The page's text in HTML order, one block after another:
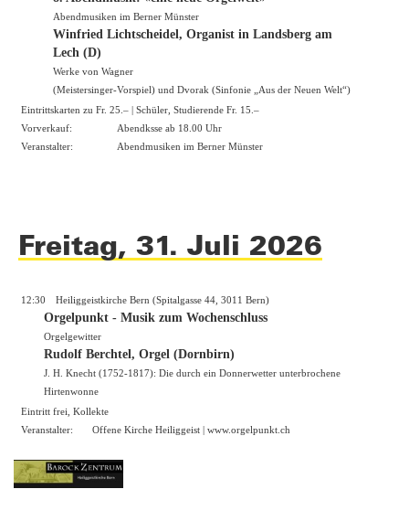
Abendmusiken im Berner Münster
Winfried Lichtscheidel, Organist in Landsberg am
Lech (D)
Werke von Wagner
(Meistersinger-Vorspiel) und Dvorak (Sinfonie „Aus der Neuen Welt“)
Eintrittskarten zu Fr. 25.– | Schüler, Studierende Fr. 15.–
Vorverkauf:
Abendksse ab 18.00 Uhr
Veranstalter:
Abendmusiken im Berner Münster
Freitag, 31. Juli 2026
12:30 Heiliggeistkirche Bern (Spitalgasse 44, 3011 Bern)
Orgelpunkt - Musik zum Wochenschluss
Orgelgewitter
Rudolf Berchtel, Orgel (Dornbirn)
J. H. Knecht (1752-1817): Die durch ein Donnerwetter unterbrochene
Hirtenwonne
Eintritt frei, Kollekte
Veranstalter:
Offene Kirche Heiliggeist | www.orgelpunkt.ch